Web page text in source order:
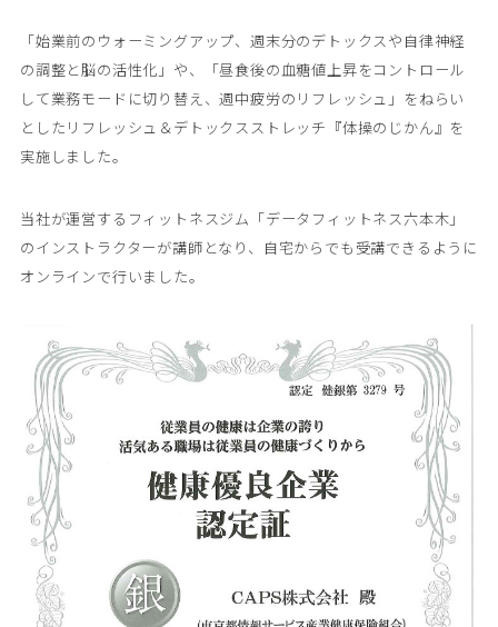
「始業前のウォーミングアップ、週末分のデトックスや自律神経
の調整と脳の活性化」や、「昼食後の血糖値上昇をコントロール
して業務モードに切り替え、週中疲労のリフレッシュ」をねらい
としたリフレッシュ＆デトックスストレッチ『体操のじかん』を
実施しました。
当社が運営するフィットネスジム「データフィットネス六本木」
のインストラクターが講師となり、自宅からでも受講できるように
オンラインで行いました。